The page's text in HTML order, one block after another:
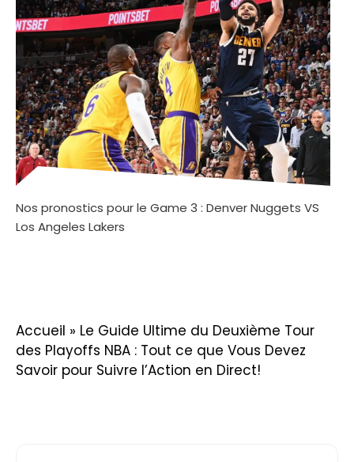
Nos pronostics pour le Game 3 : Denver Nuggets VS
Los Angeles Lakers
Accueil » Le Guide Ultime du Deuxième Tour
des Playoffs NBA : Tout ce que Vous Devez
Savoir pour Suivre l’Action en Direct!